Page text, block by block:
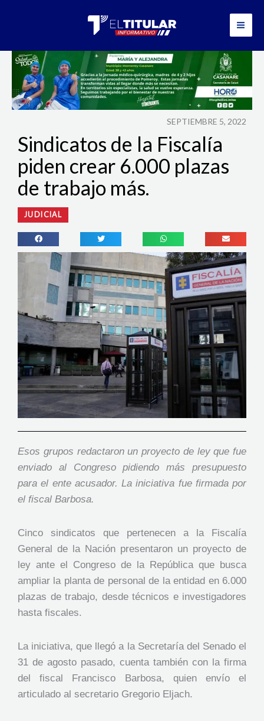
SEPTIEMBRE 5, 2022
Sindicatos de la Fiscalía
piden crear 6.000 plazas
de trabajo más.
JUDICIAL
Esos grupos redactaron un proyecto de ley que fue
enviado al Congreso pidiendo más presupuesto
para el ente acusador. La iniciativa fue firmada por
el fiscal Barbosa.
Cinco sindicatos que pertenecen a la Fiscalía
General de la Nación presentaron un proyecto de
ley ante el Congreso de la República que busca
ampliar la planta de personal de la entidad en 6.000
plazas de trabajo, desde técnicos e investigadores
hasta fiscales.
La iniciativa, que llegó a la Secretaría del Senado el
31 de agosto pasado, cuenta también con la firma
del fiscal Francisco Barbosa, quien envío el
articulado al secretario Gregorio Eljach.